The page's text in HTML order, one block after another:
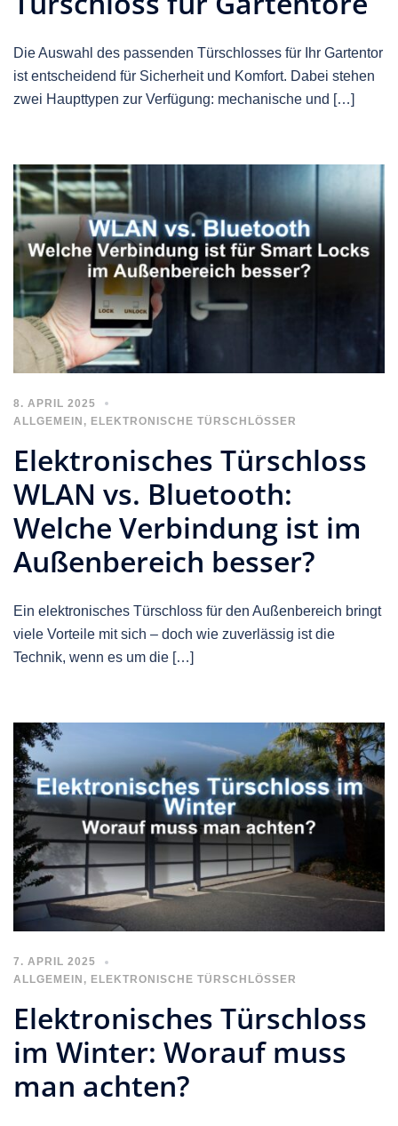
Die Auswahl des passenden Türschlosses für Ihr Gartentor
ist entscheidend für Sicherheit und Komfort. Dabei stehen
zwei Haupttypen zur Verfügung: mechanische und […]
8. APRIL 2025
ALLGEMEIN , ELEKTRONISCHE TÜRSCHLÖSSER
Elektronisches Türschloss
WLAN vs. Bluetooth:
Welche Verbindung ist im
Außenbereich besser?
Ein elektronisches Türschloss für den Außenbereich bringt
viele Vorteile mit sich – doch wie zuverlässig ist die
Technik, wenn es um die […]
7. APRIL 2025
ALLGEMEIN , ELEKTRONISCHE TÜRSCHLÖSSER
Elektronisches Türschloss
im Winter: Worauf muss
man achten?